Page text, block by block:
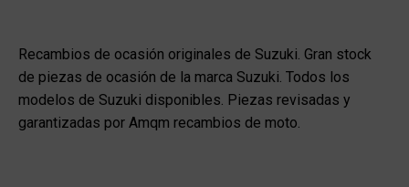
Recambios de ocasión originales de Suzuki. Gran stock
de piezas de ocasión de la marca Suzuki. Todos los
modelos de Suzuki disponibles. Piezas revisadas y
garantizadas por Amqm recambios de moto.